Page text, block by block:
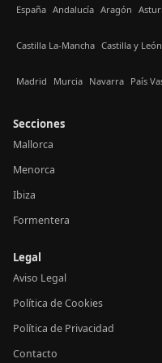
España Andalucía Aragón
Castilla La-Mancha Castilla y León
Madrid Murcia Navarra País
Secciones
Mallorca
Menorca
Ibiza
Formentera
Legal
Aviso Legal
Política de Cookies
Política de Privacidad
Contacto